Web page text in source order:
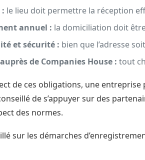
le lieu doit permettre la réception
annuel : la domiciliation doit
et sécurité : bien que l’adresse
de Companies House : tout
de ces obligations, une
de s’appuyer sur des
des normes.
sur les démarches